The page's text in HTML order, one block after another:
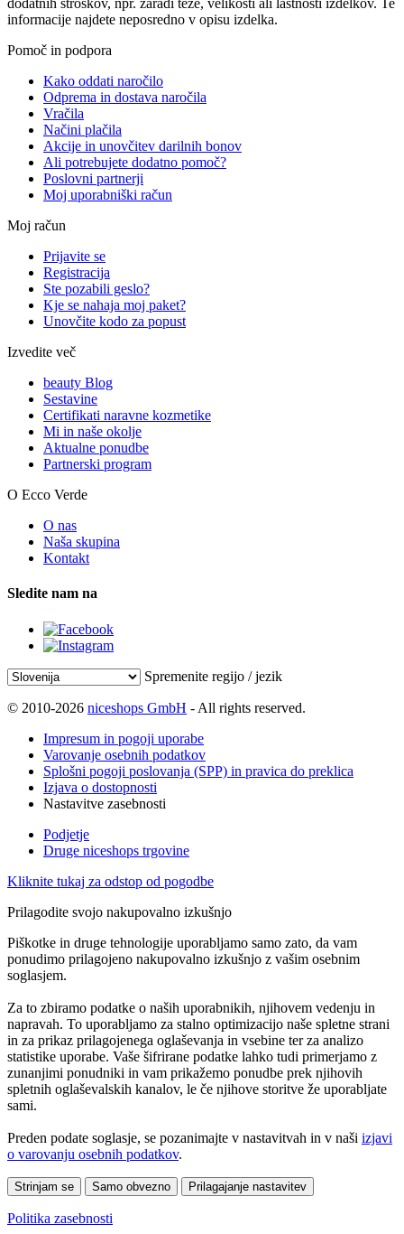
dodatnih stroškov, npr. zaradi teže, velikosti ali lastnosti izdelkov. Te
informacije najdete neposredno v opisu izdelka.
Pomoč in podpora
Kako oddati naročilo
Odprema in dostava naročila
Vračila
Načini plačila
Akcije in unovčitev darilnih bonov
Ali potrebujete dodatno pomoč?
Poslovni partnerji
Moj uporabniški račun
Moj račun
Prijavite se
Registracija
Ste pozabili geslo?
Kje se nahaja moj paket?
Unovčite kodo za popust
Izvedite več
beauty Blog
Sestavine
Certifikati naravne kozmetike
Mi in naše okolje
Aktualne ponudbe
Partnerski program
O Ecco Verde
O nas
Naša skupina
Kontakt
Sledite nam na
Spremenite regijo / jezik
© 2010-2026 niceshops GmbH - All rights reserved.
Impresum in pogoji uporabe
Varovanje osebnih podatkov
Splošni pogoji poslovanja (SPP) in pravica do preklica
Izjava o dostopnosti
Nastavitve zasebnosti
Podjetje
Druge niceshops trgovine
Kliknite tukaj za odstop od pogodbe
Prilagodite svojo nakupovalno izkušnjo
Piškotke in druge tehnologije uporabljamo samo zato, da vam
ponudimo prilagojeno nakupovalno izkušnjo z vašim osebnim
soglasjem.
Za to zbiramo podatke o naših uporabnikih, njihovem vedenju in
napravah. To uporabljamo za stalno optimizacijo naše spletne strani
in za prikaz prilagojenega oglaševanja in vsebine ter za analizo
statistike uporabe. Vaše šifrirane podatke lahko tudi primerjamo z
zunanjimi ponudniki in vam prikažemo ponudbe prek njihovih
spletnih oglaševalskih kanalov, le če njihove storitve že uporabljate
sami.
Preden podate soglasje, se pozanimajte v nastavitvah in v naši izjavi
o varovanju osebnih podatkov.
Strinjam se Samo obvezno Prilagajanje nastavitev
Politika zasebnosti